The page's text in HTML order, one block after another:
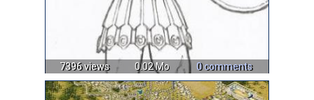
7396 views 0.02 Mo 0 comments